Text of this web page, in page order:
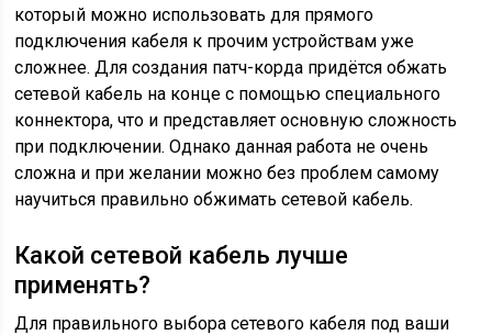
который можно использовать для прямого
подключения кабеля к прочим устройствам уже
сложнее. Для создания патч-корда придётся обжать
сетевой кабель на конце с помощью специального
коннектора, что и представляет основную сложность
при подключении. Однако данная работа не очень
сложна и при желании можно без проблем самому
научиться правильно обжимать сетевой кабель.
Какой сетевой кабель лучше
применять?
Для правильного выбора сетевого кабеля под ваши